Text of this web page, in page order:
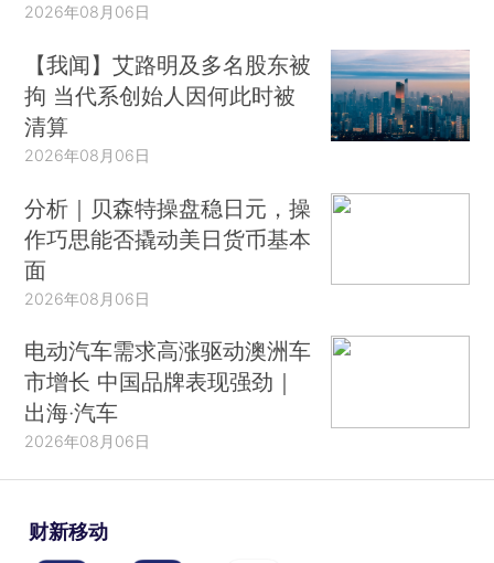
2026年08月06日
【我闻】艾路明及多名股东被
拘 当代系创始人因何此时被
清算
2026年08月06日
分析｜贝森特操盘稳日元，操
作巧思能否撬动美日货币基本
面
2026年08月06日
电动汽车需求高涨驱动澳洲车
市增长 中国品牌表现强劲｜
出海·汽车
2026年08月06日
财新移动